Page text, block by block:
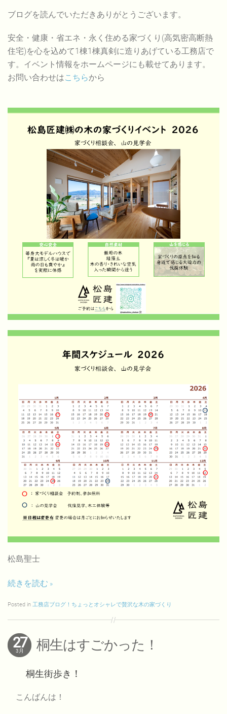
ブログを読んでいただきありがとうございます。
安全・健康・省エネ・永く住める家づくり(高気密高断熱
住宅)を心を込めて1棟1棟真剣に造りあげている工務店で
す。イベント情報をホームページにも載せてあります。
お問い合わせはこちらから
松島聖士
続きを読む
Posted in 工務店ブログ！ちょっとオシャレで贅沢な木の家づくり
27
3月 桐生はすごかった！
桐生街歩き ！
こんばんは！